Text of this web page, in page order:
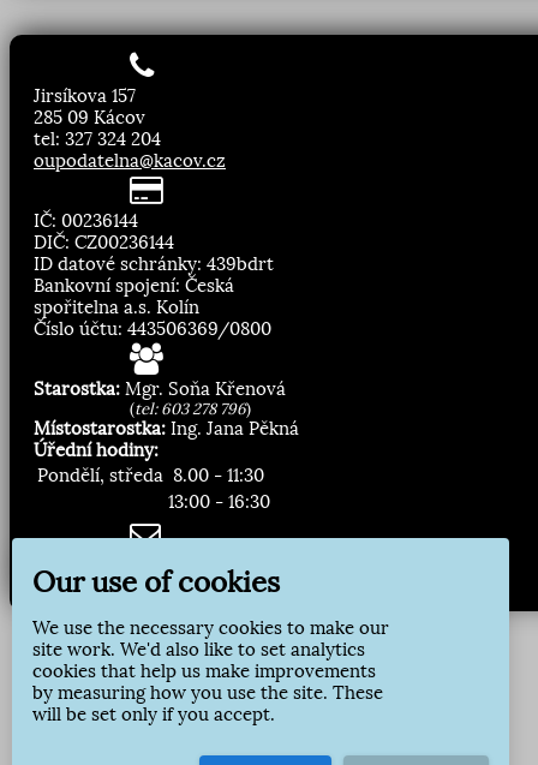
Jirsíkova 157
285 09 Kácov
tel: 327 324 204
oupodatelna@kacov.cz
IČ: 00236144
DIČ: CZ00236144
ID datové schránky: 439bdrt
Bankovní spojení: Česká
spořitelna a.s. Kolín
Číslo účtu: 443506369/0800
Starostka: Mgr. Soňa Křenová
(tel: 603 278 796)
Místostarostka: Ing. Jana Pěkná
Úřední hodiny:
Pondělí, středa 8.00 - 11:30
13:00 - 16:30
Zasílání novinek:
Přihlásit odběr
Our use of cookies
We use the necessary cookies to make our
site work. We'd also like to set analytics
cookies that help us make improvements
by measuring how you use the site. These
will be set only if you accept.